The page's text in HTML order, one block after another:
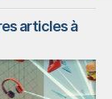
articles à